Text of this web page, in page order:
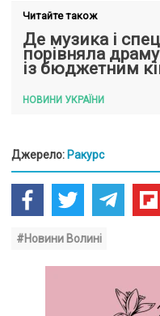
Читайте також
Де музика і
порівняла
із бюджетним
НОВИНИ УКРАЇНИ
Джерело: Ракурс
#Новини Волині